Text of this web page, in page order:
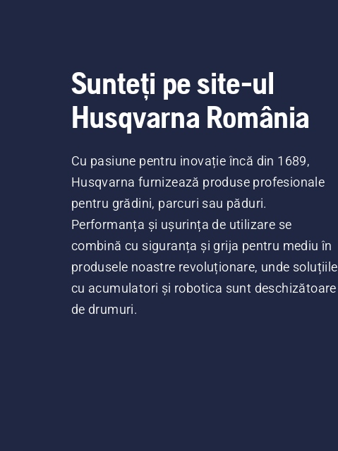
Sunteți pe site-ul
Husqvarna România
Cu pasiune pentru inovație încă din 1689,
Husqvarna furnizează produse profesionale
pentru grădini, parcuri sau păduri.
Performanța și ușurința de utilizare se
combină cu siguranța și grija pentru mediu în
produsele noastre revoluționare, unde soluțiile
cu acumulatori și robotica sunt deschizătoare
de drumuri.